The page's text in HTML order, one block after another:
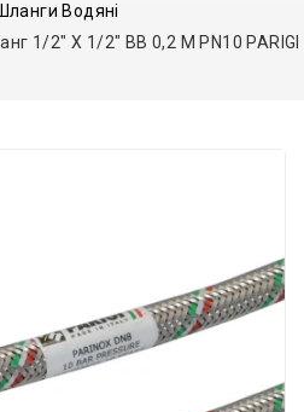
Водяні
1/2″ Х 1/2″ ВВ 0,2 М PN10 PARIGI